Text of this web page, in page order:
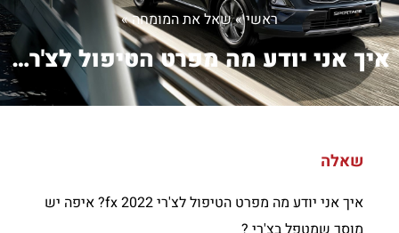
ראשי»שאל את המומחה»
איך אני יודע מה מפרט הטיפול לצ'רי fx ...
שאלה
איך אני יודע מה מפרט הטיפול לצ'רי fx 2022? איפה יש